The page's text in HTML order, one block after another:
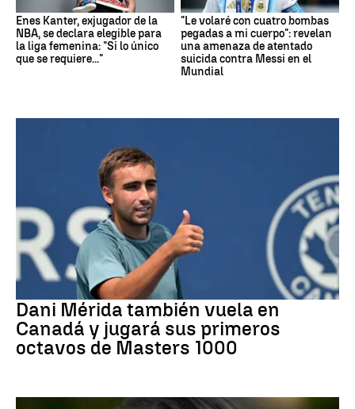
Enes Kanter, exjugador de la
NBA, se declara elegible para
la liga femenina: "Si lo único
que se requiere..."
"Le volaré con cuatro bombas
pegadas a mi cuerpo": revelan
una amenaza de atentado
suicida contra Messi en el
Mundial
Dani Mérida también vuela en
Canadá y jugará sus primeros
octavos de Masters 1000